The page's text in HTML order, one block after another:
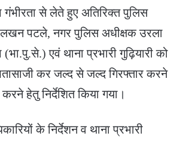
गंभीरता से लेते हुए अतिरिक्त पुलिस
पटले, नगर पुलिस अधीक्षक उरला
एवं थाना प्रभारी गुढ़ियारी को
कर जल्द से जल्द गिरफ्तार करने
हेतु निर्देशित किया गया।
के निर्देशन व थाना प्रभारी